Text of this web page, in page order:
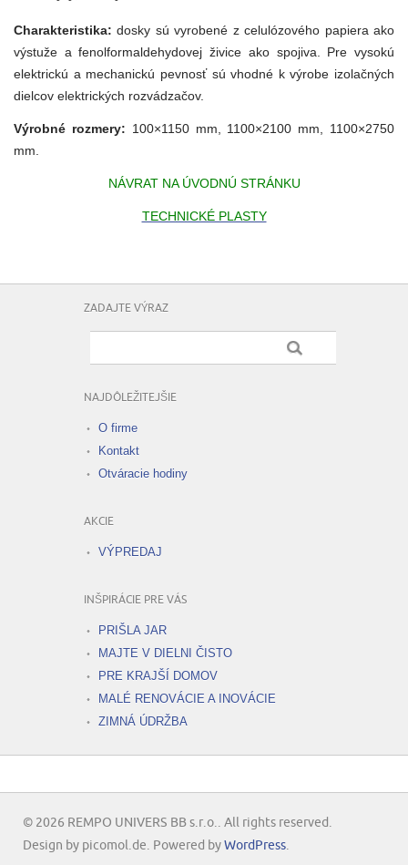
Charakteristika:dosky sú vyrobené z celulózového papiera ako
výstuže a fenolformaldehydovej živice ako spojiva. Pre vysokú
elektrickú a mechanickú pevnosť sú vhodné k výrobe izolačných
dielcov elektrických rozvádzačov.
Výrobné rozmery: 100×1150 mm, 1100×2100 mm, 1100×2750
mm.
NÁVRAT NA ÚVODNÚ STRÁNKU
TECHNICKÉ PLASTY
ZADAJTE VÝRAZ
NAJDÔLEŽITEJŠIE
O firme
Kontakt
Otváracie hodiny
AKCIE
VÝPREDAJ
INŠPIRÁCIE PRE VÁS
PRIŠLA JAR
MAJTE V DIELNI ČISTO
PRE KRAJŠÍ DOMOV
MALÉ RENOVÁCIE A INOVÁCIE
ZIMNÁ ÚDRŽBA
© 2026 REMPO UNIVERS BB s.r.o.. All rights reserved.
Design by picomol.de. Powered by WordPress